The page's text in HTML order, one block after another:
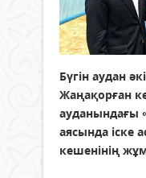
Бүгін аудан
Жаңақорған
ауданындағы
аясында
кешенінің